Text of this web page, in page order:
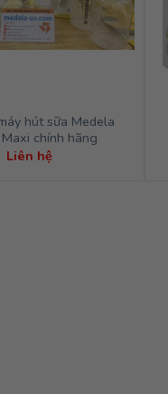
hút sữa Medela
chính hãng
Liên hệ